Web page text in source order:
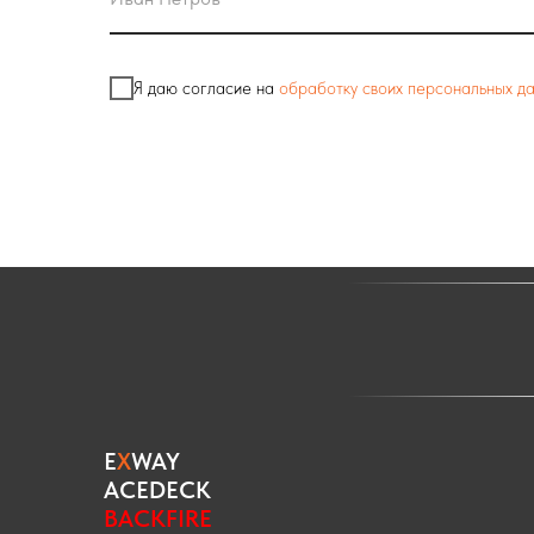
Я даю согласие на обработку своих персональных
EXWAY
ACEDECK
BACKFIRE